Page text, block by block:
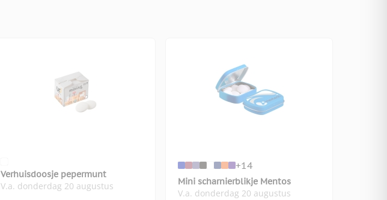
Verhuisdoosje pepermunt
V.a. donderdag 20 augustus
+14
Mini scharnierblikje Mentos
V.a. donderdag 20 augustus